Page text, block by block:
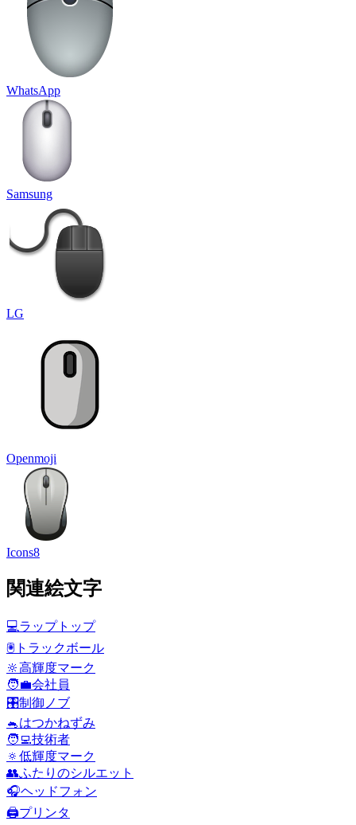
WhatsApp
Samsung
LG
Openmoji
Icons8
関連絵文字
💻ラップトップ
🖲️ トラックボール
🔆高輝度マーク
🧑‍💼会社員
🎛️制御ノブ
🐁はつかねずみ
🧑‍💻技術者
🔅 低輝度マーク
👥ふたりのシルエット
🎧ヘッドフォン
🖨️プリンタ